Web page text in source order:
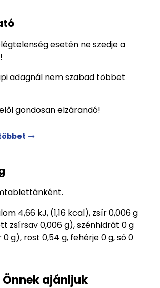
esetén ne szedje a
adagnál nem szabad többet
gondosan elzárandó!
4,66 kJ, (1,16 kcal), zsír 0,006 g
zsírsav 0,006 g), szénhidrát 0 g
g), rost 0,54 g, fehérje 0 g, só 0
Önnek ajánljuk